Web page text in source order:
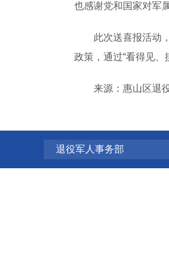
也感谢党和国家对军
此次送喜报活动，
政策，通过“看得见、
来源：惠山区退役
退役军人事务部